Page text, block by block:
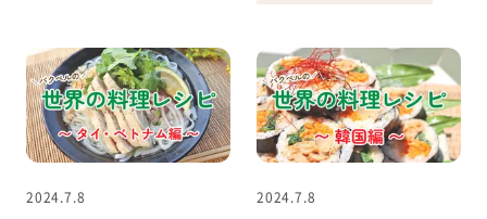
2024.7.8 2024.7.8